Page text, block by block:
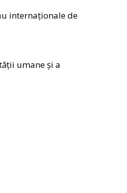
internaționale de
umane și a